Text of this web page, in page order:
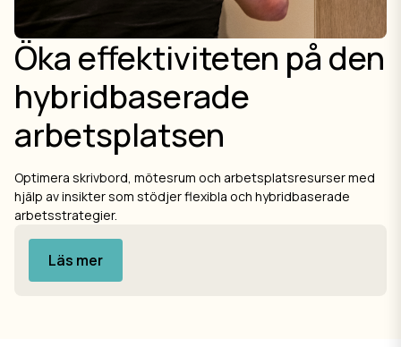
Öka effektiviteten på den
hybridbaserade
arbetsplatsen
Optimera skrivbord, mötesrum och arbetsplatsresurser med
hjälp av insikter som stödjer flexibla och hybridbaserade
arbetsstrategier.
Läs mer